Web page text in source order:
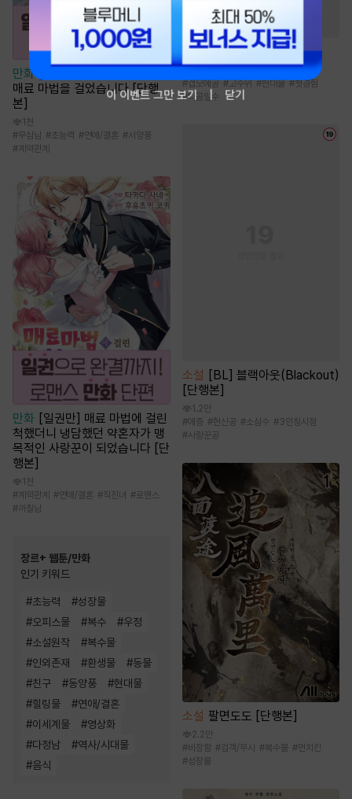
만화
매료 마법을 걸었습니다 [단행
본]
1천
#무심남 #초능력 #연애/결혼 #서양풍
# 계약관계
만화 [일권만] 매료 마법에 걸린
척했더니 냉담했던 약혼자가 맹
목적인 사랑꾼이 되었습니다 [단
행본]
1천
# 계약관계 #연애/결혼 #직진녀 #로맨스
#까칠남
장르+ 웹툰/만화
인기 키워드
#초능력 #성장물
#오피스물 #복수 #우정
#소설원작 #복수물
#인외존재 #환생물 #동물
#친구 #동양풍 #현대물
#힐링물 #연애/결혼
#이세계물 #영상화
#다정남 #역사/시대물
#음식
웹툰 원 플러스 투
95.2만
#갭모에공 #고수위 #현대물 #첫경험
#다공일수
소설 [BL] 블랙아웃(Blackout)
[단행본]
1.2만
#애증 #헌신공 #소심수 #3인칭시점
#사랑꾼공
소설 팔면도도 [단행본]
2.2만
#비장함 #검객/무사 #복수물 #먼치킨
#성장물
이 이벤트 그만 보기 닫기